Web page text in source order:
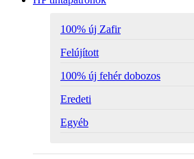
100% új Zafir
Felújított
100% új fehér dobozos
Eredeti
Egyéb